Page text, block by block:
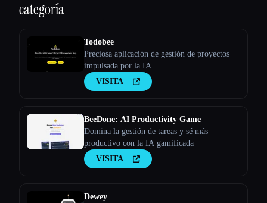
categoría
Todobee
Preciosa aplicación de gestión de proyectos
impulsada por la IA
VISITA
BeeDone: AI Productivity Game
Domina la gestión de tareas y sé más
productivo con la IA gamificada
VISITA
Dewey